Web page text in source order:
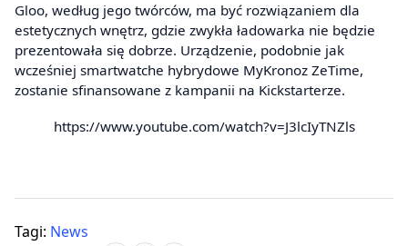
Gloo, według jego twórców, ma być rozwiązaniem dla
estetycznych wnętrz, gdzie zwykła ładowarka nie będzie
prezentowała się dobrze. Urządzenie, podobnie jak
wcześniej smartwatche hybrydowe MyKronoz ZeTime,
zostanie sfinansowane z kampanii na Kickstarterze.
https://www.youtube.com/watch?v=J3lcIyTNZls
Tagi: News